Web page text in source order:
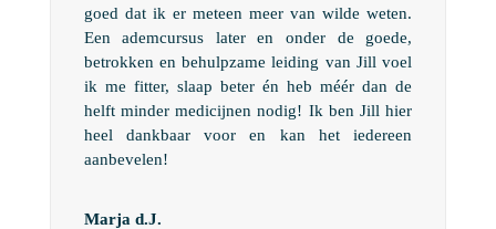
goed dat ik er meteen meer van wilde weten.
Een ademcursus later en onder de goede,
betrokken en behulpzame leiding van Jill voel
ik me fitter, slaap beter én heb méér dan de
helft minder medicijnen nodig! Ik ben Jill hier
heel dankbaar voor en kan het iedereen
aanbevelen!
Marja d.J.